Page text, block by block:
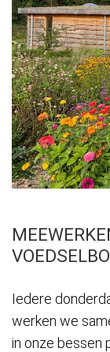
Iedere
werken we
in onze bessen